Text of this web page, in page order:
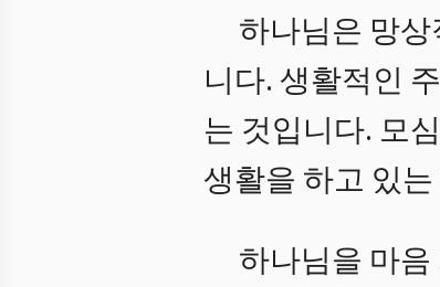
하나님은 망
니다. 생활적인
는 것입니다. 모
생활을 하고 있
하나님을 마